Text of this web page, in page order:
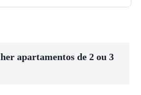
apartamentos de 2 ou 3